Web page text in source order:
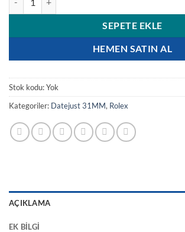
SEPETE EKLE
HEMEN SATIN AL
Stok kodu:Yok
Kategoriler: Datejust 31MM, Rolex
AÇIKLAMA
EK BILGI